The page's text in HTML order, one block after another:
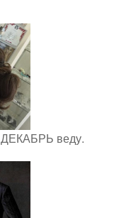
ДЕКАБРЬ веду.